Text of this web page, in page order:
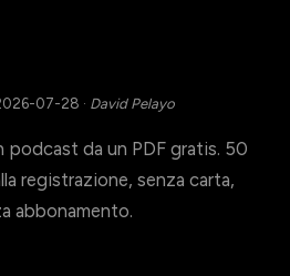
07-28 · David Pelayo
podcast da un PDF gratis. 50
registrazione, senza carta,
abbonamento.